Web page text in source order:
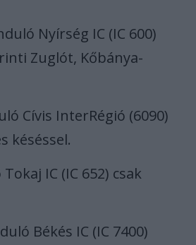
Nyírség IC (IC 600)
Zuglót, Kőbánya-
Cívis InterRégió (6090)
késéssel.
IC (IC 652) csak
Békés IC (IC 7400)